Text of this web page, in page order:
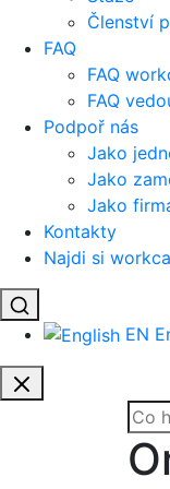
Členství
FAQ
FAQ
FAQ
Podpoř nás
Jako
Jako
Jako
Kontakty
Najdi si
EN